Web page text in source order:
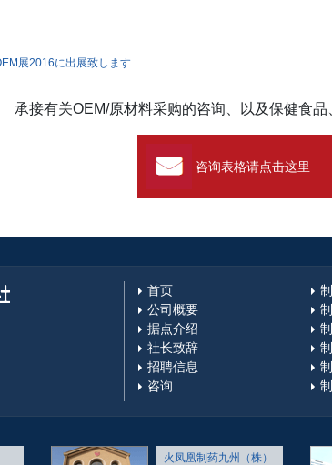
ビゲーション
展2016に出展致します
承接有关OEM/原材料采购的咨询、以及保健食
咨询表格请点击这里
首页
公司概要
据点介绍
社长致辞
招聘信息
咨询
火凤凰制药九州（株）